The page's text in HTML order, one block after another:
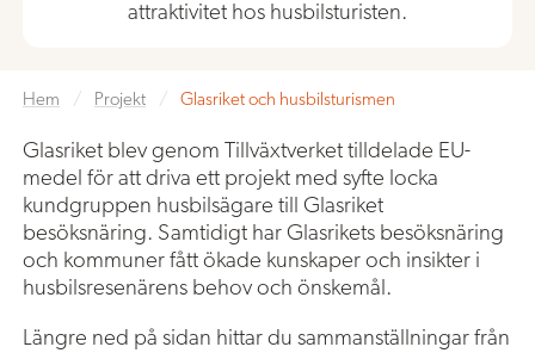
attraktivitet hos husbilsturisten.
Hem / Projekt / Glasriket och husbilsturismen
Glasriket blev genom Tillväxtverket tilldelade EU-
medel för att driva ett projekt med syfte locka
kundgruppen husbilsägare till Glasriket
besöksnäring. Samtidigt har Glasrikets besöksnäring
och kommuner fått ökade kunskaper och insikter i
husbilsresenärens behov och önskemål.
Längre ned på sidan hittar du sammanställningar från